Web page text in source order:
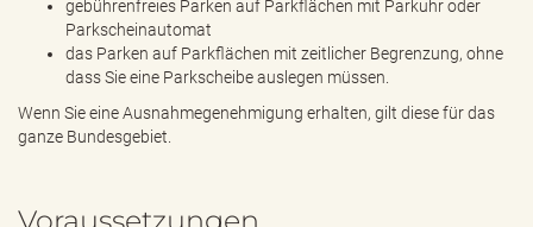
gebührenfreies Parken auf Parkflächen mit Parkuhr oder
Parkscheinautomat
das Parken auf Parkflächen mit zeitlicher Begrenzung, ohne
dass Sie eine Parkscheibe auslegen müssen.
Wenn Sie eine Ausnahmegenehmigung erhalten, gilt diese für das
ganze Bundesgebiet.